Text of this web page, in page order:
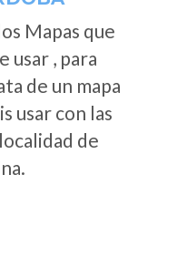
Mapas que
usar , para
de un mapa
usar con las
de